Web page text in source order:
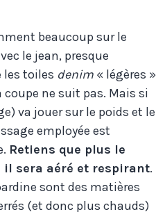
beaucoup sur le
le jean, presque
les toiles denim « légères »
ne suit pas. Mais si
va jouer sur le poids et le
employée est
Retiens que plus le
sera aéré et respirant.
sont des matières
(et donc plus chauds)